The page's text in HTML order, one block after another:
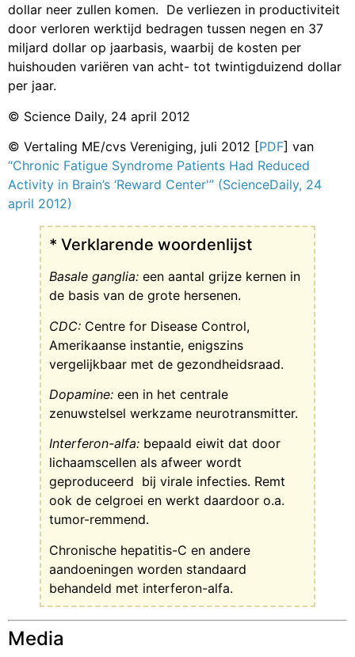
dollar neer zullen komen. De verliezen in productiviteit
door verloren werktijd bedragen tussen negen en 37
miljard dollar op jaarbasis, waarbij de kosten per
huishouden variëren van acht- tot twintigduizend dollar
per jaar.
© Science Daily, 24 april 2012
© Vertaling ME/cvs Vereniging, juli 2012 [PDF] van
“Chronic Fatigue Syndrome Patients Had Reduced
Activity in Brain’s ‘Reward Center'” (ScienceDaily, 24
april 2012)
* Verklarende woordenlijst
Basale ganglia: een aantal grijze kernen in
de basis van de grote hersenen.
CDC: Centre for Disease Control,
Amerikaanse instantie, enigszins
vergelijkbaar met de gezondheidsraad.
Dopamine: een in het centrale
zenuwstelsel werkzame neurotransmitter.
Interferon-alfa: bepaald eiwit dat door
lichaamscellen als afweer wordt
geproduceerd bij virale infecties. Remt
ook de celgroei en werkt daardoor o.a.
tumor-remmend.
Chronische hepatitis-C en andere
aandoeningen worden standaard
behandeld met interferon-alfa.
Media